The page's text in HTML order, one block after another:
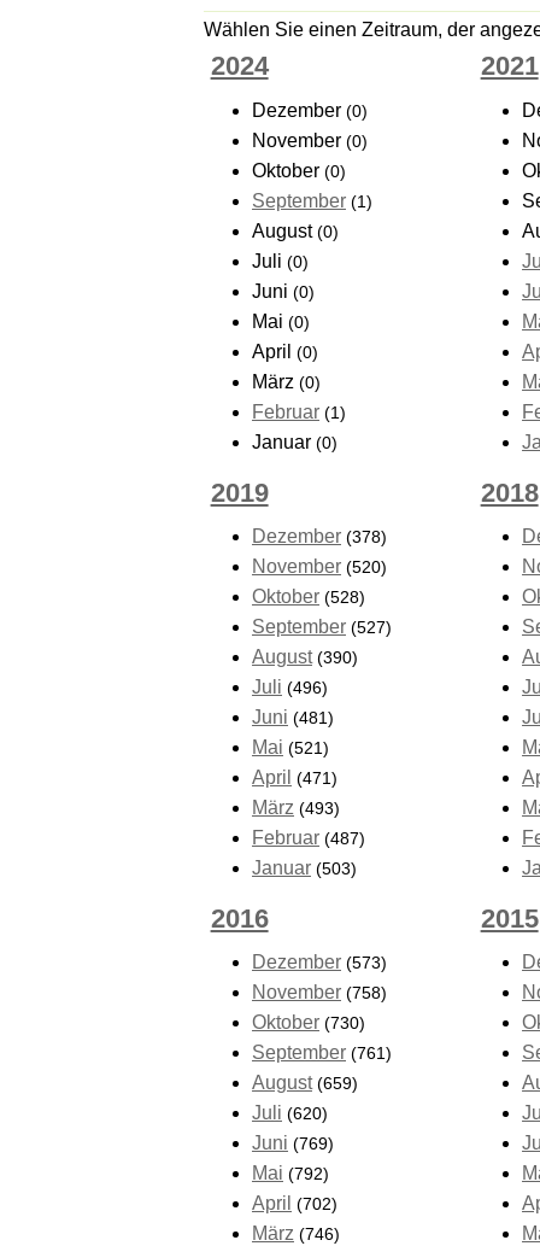
Wählen Sie einen Zeitraum, der
2024
Dezember (0)
November (0)
Oktober (0)
September (1)
August (0)
Juli (0)
Juni (0)
Mai (0)
April (0)
März (0)
Februar (1)
Januar (0)
2021
2019
Dezember (378)
November (520)
Oktober (528)
September (527)
August (390)
Juli (496)
Juni (481)
Mai (521)
April (471)
März (493)
Februar (487)
Januar (503)
2018
2016
Dezember (573)
November (758)
Oktober (730)
September (761)
August (659)
Juli (620)
Juni (769)
Mai (792)
April (702)
März (746)
2015